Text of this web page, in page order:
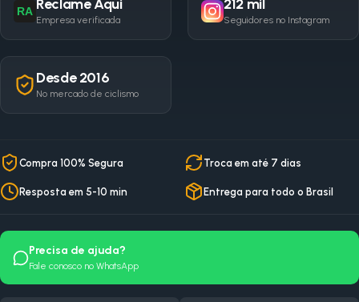
RA Reclame Aqui
Empresa verificada
212 mil
Seguidores no Instagram
Desde 2016
No mercado de ciclismo
Compra 100% Segura Troca em até 7 dias
Resposta em 5-10 min Entrega para todo o Brasil
Precisa de ajuda?
Fale conosco no WhatsApp